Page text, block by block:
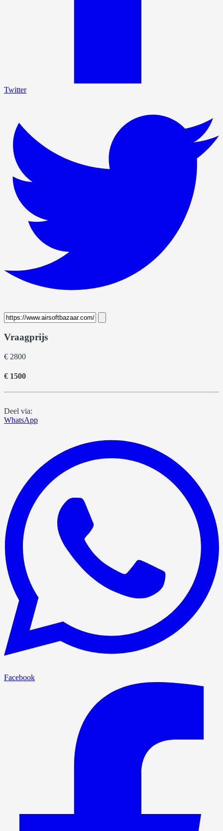
Twitter
Vraagprijs
€ 2800
€ 1500
Deel via:
WhatsApp
Facebook